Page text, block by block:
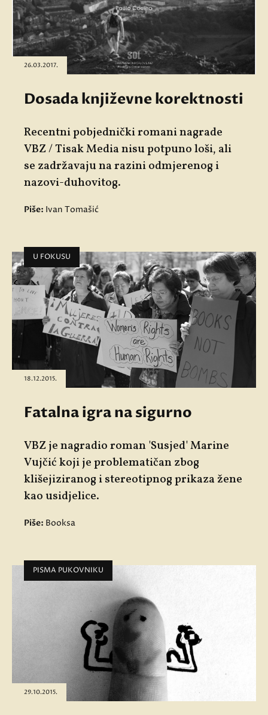
26.03.2017.
Dosada književne korektnosti
Recentni pobjednički romani nagrade
VBZ / Tisak Media nisu potpuno loši, ali
se zadržavaju na razini odmjerenog i
nazovi-duhovitog.
Piše: Ivan Tomašić
U FOKUSU
18.12.2015.
Fatalna igra na sigurno
VBZ je nagradio roman 'Susjed' Marine
Vujčić koji je problematičan zbog
klišejiziranog i stereotipnog prikaza žene
kao usidjelice.
Piše: Booksa
PISMA PUKOVNIKU
29.10.2015.